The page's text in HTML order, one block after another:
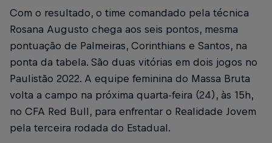
Com o resultado, o time comandado pela técnica
Rosana Augusto chega aos seis pontos, mesma
pontuação de Palmeiras, Corinthians e Santos, na
ponta da tabela. São duas vitórias em dois jogos no
Paulistão 2022. A equipe feminina do Massa Bruta
volta a campo na próxima quarta-feira (24), às 15h,
no CFA Red Bull, para enfrentar o Realidade Jovem
pela terceira rodada do Estadual.